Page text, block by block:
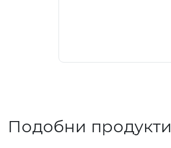
Подобни продукти